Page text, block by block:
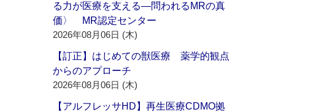
る力が医療を支える―問われるMRの真
価〉 MR認定センター
2026年08月06日 (木)
【訂正】はじめての獣医療 薬学的観点
からのアプローチ
2026年08月06日 (木)
【アルフレッサHD】再生医療CDMO拠